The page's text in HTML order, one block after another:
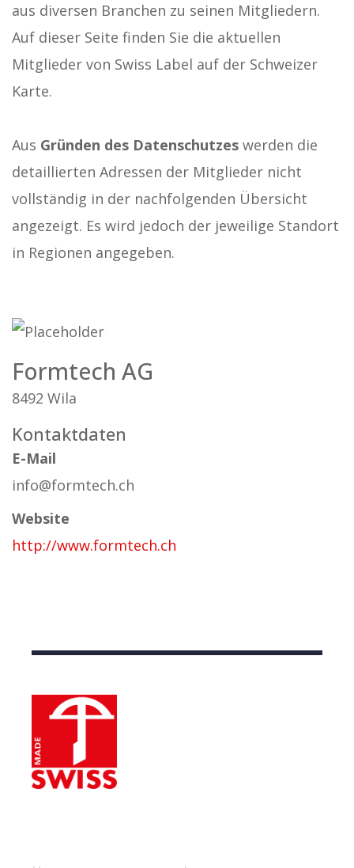
aus diversen Branchen zu seinen Mitgliedern.
Auf dieser Seite finden Sie die aktuellen
Mitglieder von Swiss Label auf der Schweizer
Karte.
Aus Gründen des Datenschutzes werden die
detaillierten Adressen der Mitglieder nicht
vollständig in der nachfolgenden Übersicht
angezeigt. Es wird jedoch der jeweilige Standort
in Regionen angegeben.
Formtech AG
8492 Wila
Kontaktdaten
E-Mail
info@formtech.ch
Website
http://www.formtech.ch